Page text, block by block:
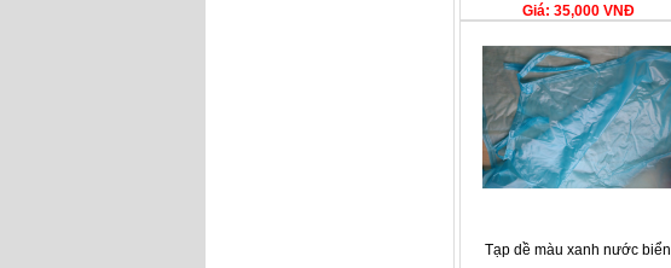
Giá: 35,000 VNĐ
Tạp dề màu xanh nước biển